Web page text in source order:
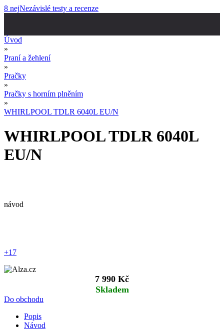
8 nejNezávislé testy a recenze
Úvod
»
Praní a žehlení
»
Pračky
»
Pračky s horním plněním
»
WHIRLPOOL TDLR 6040L EU/N
WHIRLPOOL TDLR 6040L
EU/N
návod
+17
7 990 Kč
Skladem
Do obchodu
Popis
Návod